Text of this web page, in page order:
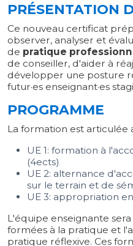
PRÉSENTATION
Ce nouveau certificat
observer, analyser et
de pratique
de conseiller, d'aider à
développer une posture
futur·es enseignant·es
PROGRAMME
La formation est articulée
UE 1: formation à
(4ects)
UE 2: alternance
sur le terrain et de
UE 3: appropriation
L'équipe enseignante
formées à la pratique et
pratique réflexive. Ces